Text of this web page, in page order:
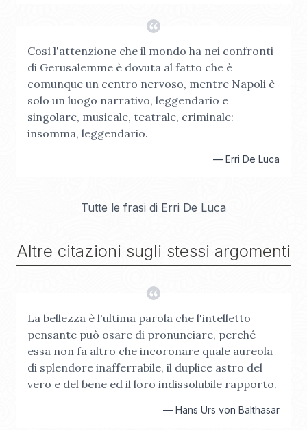
Così l'attenzione che il mondo ha nei confronti
di Gerusalemme è dovuta al fatto che è
comunque un centro nervoso, mentre Napoli è
solo un luogo narrativo, leggendario e
singolare, musicale, teatrale, criminale:
insomma, leggendario.
— Erri De Luca
Tutte le frasi di Erri De Luca
Altre citazioni sugli stessi argomenti
La bellezza è l'ultima parola che l'intelletto
pensante può osare di pronunciare, perché
essa non fa altro che incoronare quale aureola
di splendore inafferrabile, il duplice astro del
vero e del bene ed il loro indissolubile rapporto.
— Hans Urs von Balthasar